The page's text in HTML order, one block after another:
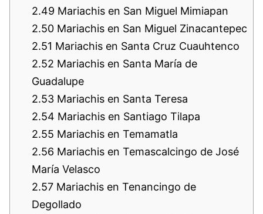
2.49 Mariachis en San Miguel Mimiapan
2.50 Mariachis en San Miguel Zinacantepec
2.51 Mariachis en Santa Cruz Cuauhtenco
2.52 Mariachis en Santa María de
Guadalupe
2.53 Mariachis en Santa Teresa
2.54 Mariachis en Santiago Tilapa
2.55 Mariachis en Temamatla
2.56 Mariachis en Temascalcingo de José
María Velasco
2.57 Mariachis en Tenancingo de
Degollado